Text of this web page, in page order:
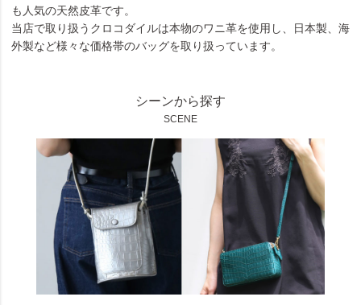
も人気の天然皮革です。
当店で取り扱うクロコダイルは本物のワニ革を使用し、日本製、海
外製など様々な価格帯のバッグを取り扱っています。
シーンから探す
SCENE